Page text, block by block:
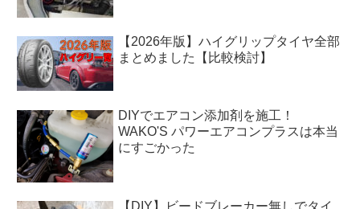
【2026年版】ハイグリップタイヤ全部
まとめました【比較検討】
DIYでエアコン添加剤を施工！
WAKO'S パワーエアコンプラスは本当
にすごかった
【DIY】ビードブレーカー無しでタイ